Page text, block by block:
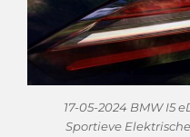
17-05-2024 BMW I5
Sportieve